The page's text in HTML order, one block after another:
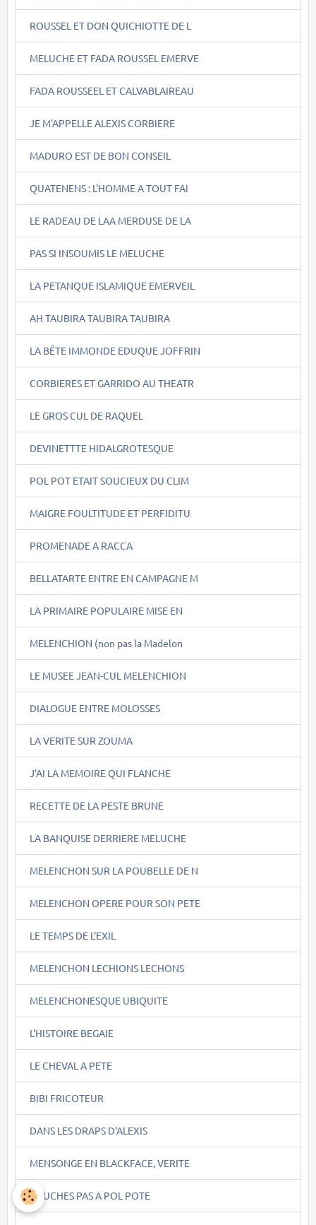
ROUSSEL ET DON QUICHIOTTE DE L
MELUCHE ET FADA ROUSSEL EMERVE
FADA ROUSSEEL ET CALVABLAIREAU
JE M'APPELLE ALEXIS CORBIERE
MADURO EST DE BON CONSEIL
QUATENENS : L'HOMME A TOUT FAI
LE RADEAU DE LAA MERDUSE DE LA
PAS SI INSOUMIS LE MELUCHE
LA PETANQUE ISLAMIQUE EMERVEIL
AH TAUBIRA TAUBIRA TAUBIRA
LA BÊTE IMMONDE EDUQUE JOFFRIN
CORBIERES ET GARRIDO AU THEATR
LE GROS CUL DE RAQUEL
DEVINETTTE HIDALGROTESQUE
POL POT ETAIT SOUCIEUX DU CLIM
MAIGRE FOULTITUDE ET PERFIDITU
PROMENADE A RACCA
BELLATARTE ENTRE EN CAMPAGNE M
LA PRIMAIRE POPULAIRE MISE EN
MELENCHION (non pas la Madelon
LE MUSEE JEAN-CUL MELENCHION
DIALOGUE ENTRE MOLOSSES
LA VERITE SUR ZOUMA
J'AI LA MEMOIRE QUI FLANCHE
RECETTE DE LA PESTE BRUNE
LA BANQUISE DERRIERE MELUCHE
MELENCHON SUR LA POUBELLE DE N
MELENCHON OPERE POUR SON PETE
LE TEMPS DE L'EXIL
MELENCHON LECHIONS LECHONS
MELENCHONESQUE UBIQUITE
L'HISTOIRE BEGAIE
LE CHEVAL A PETE
BIBI FRICOTEUR
DANS LES DRAPS D'ALEXIS
MENSONGE EN BLACKFACE, VERITE
TOUCHES PAS A POL POTE